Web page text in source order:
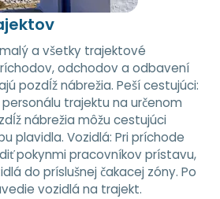
a všetky trajektové
odchodov a odbavení
pozdĺž nábrežia. Peší cestujúci:
trajektu na určenom
nábrežia môžu cestujúci
plavidla. Vozidlá: Pri príchode
pokynmi pracovníkov prístavu,
do príslušnej čakacej zóny. Po
vozidlá na trajekt.